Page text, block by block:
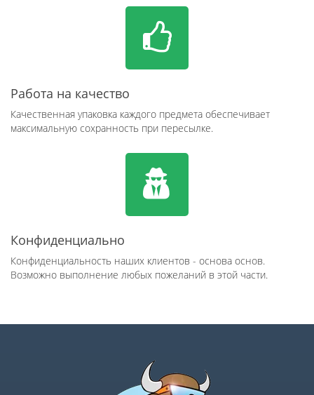
Работа на качество
Качественная упаковка каждого предмета обеспечивает
максимальную сохранность при пересылке.
Конфиденциально
Конфиденциальность наших клиентов - основа основ.
Возможно выполнение любых пожеланий в этой части.